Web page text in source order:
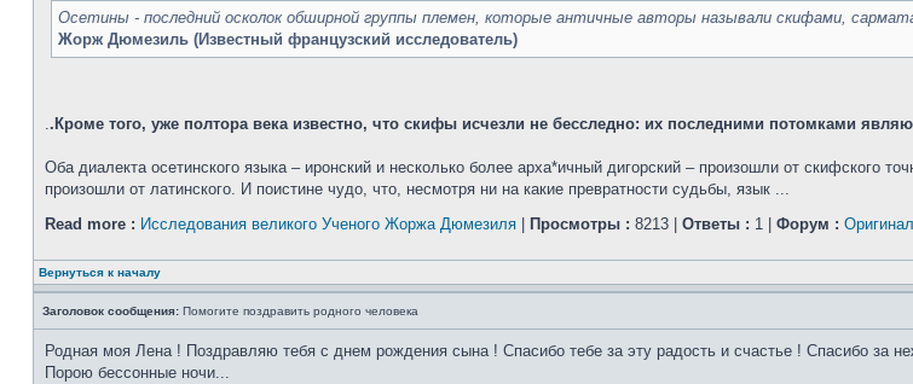
Oсетины - последний осколок обширной группы племен, которые античные авторы называли скифами,
Жорж Дюмезиль (Известный французский исследователь)
..Кроме того, уже полтора века известно, что скифы исчезли не бесследно: их последними потомками
Оба диалекта осетинского языка – иронский и несколько более арха*ичный дигорский – произошли от скифского
произошли от латинского. И поистине чудо, что, несмотря ни на какие превратности судьбы, язык ...
Read more : Исследования великого Ученого Жоржа Дюмезиля Просмотры : 8213 | Ответы : 1 | Форум :
Вернуться к началу
Заголовок сообщения: Помогите поздравить родного человека
Родная моя Лена ! Поздравляю тебя с днем рождения сына ! Спасибо тебе за эту радость и счастье ! Спасибо за
Порою бессонные ночи...